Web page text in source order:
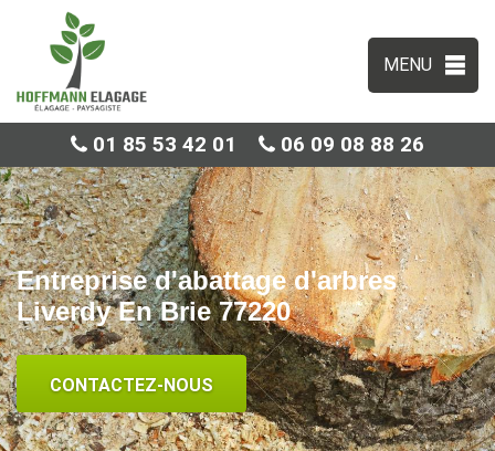
MENU
01 85 53 42 01 06 09 08 88 26
Entreprise d'abattage d'arbres
Liverdy En Brie 77220
CONTACTEZ-NOUS